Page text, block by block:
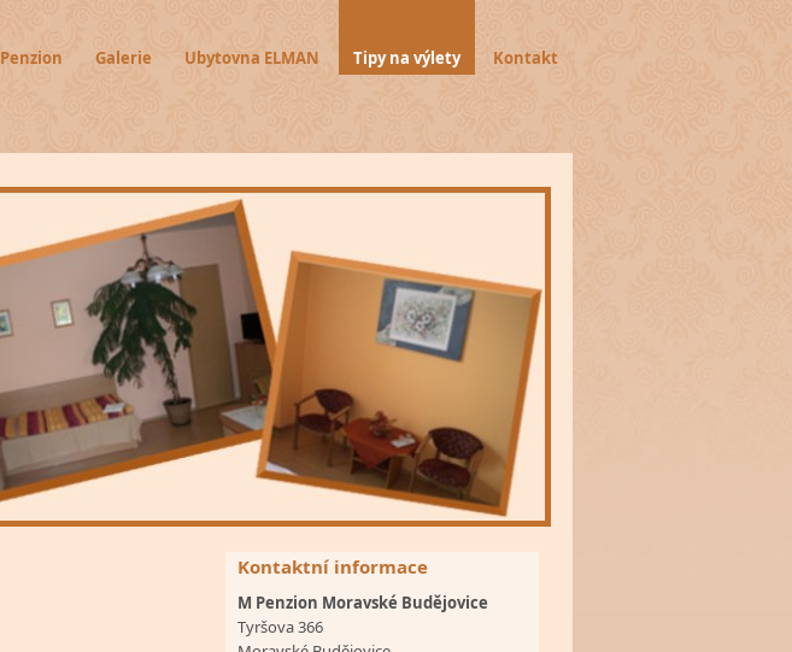
Penzion Galerie Ubytovna ELMAN Tipy na výlety Kontakt
Kontaktní informace
M Penzion Moravské Budějovice
Tyršova 366